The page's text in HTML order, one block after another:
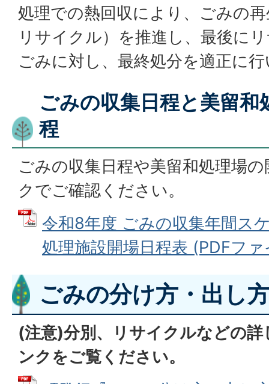
処理での熱回収により、ごみの
リサイクル）を推進し、最後に
ごみに対し、最終処分を適正に
ごみの収集日程と美留和
程
ごみの収集日程や美留和処理場
クでご確認ください。
令和8年度 ごみの収集年間ス
処理施設開場日程表 (PDFフ
ごみの分け方・出し
(注意)分別、リサイクルなどの
ンクをご覧ください。